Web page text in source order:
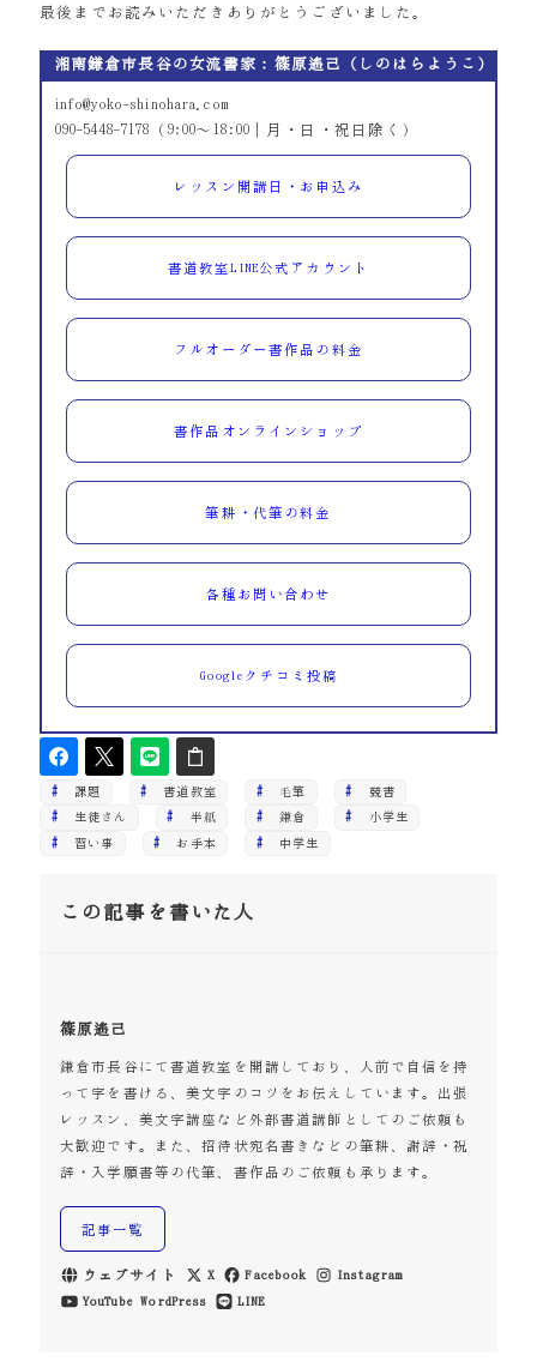
最後までお読みいただきありがとうございました。
湘南鎌倉市長谷の女流書家：篠原遙己（しのはらようこ）
info@yoko-shinohara.com
090-5448-7178（9:00～18:00｜月・日・祝日除く）
レッスン開講日・お申込み
書道教室LINE公式アカウント
フルオーダー書作品の料金
書作品オンラインショップ
筆耕・代筆の料金
各種お問い合わせ
Googleクチコミ投稿
課題 書道教室 毛筆 競書
生徒さん 半紙 鎌倉 小学生
習い事 お手本 中学生
この記事を書いた人
篠原遙己
鎌倉市長谷にて書道教室を開講しており、人前で自信を持
って字を書ける、美文字のコツをお伝えしています。出張
レッスン、美文字講座など外部書道講師としてのご依頼も
大歓迎です。また、招待状宛名書きなどの筆耕、謝辞・祝
辞・入学願書等の代筆、書作品のご依頼も承ります。
記事一覧
ウェブサイト X Facebook
Instagram
YouTube WordPress LINE